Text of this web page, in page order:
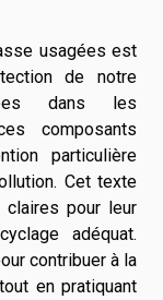
usagées est
de notre
dans les
composants
particulière
Cet texte
pour leur
adéquat.
contribuer à la
en pratiquant